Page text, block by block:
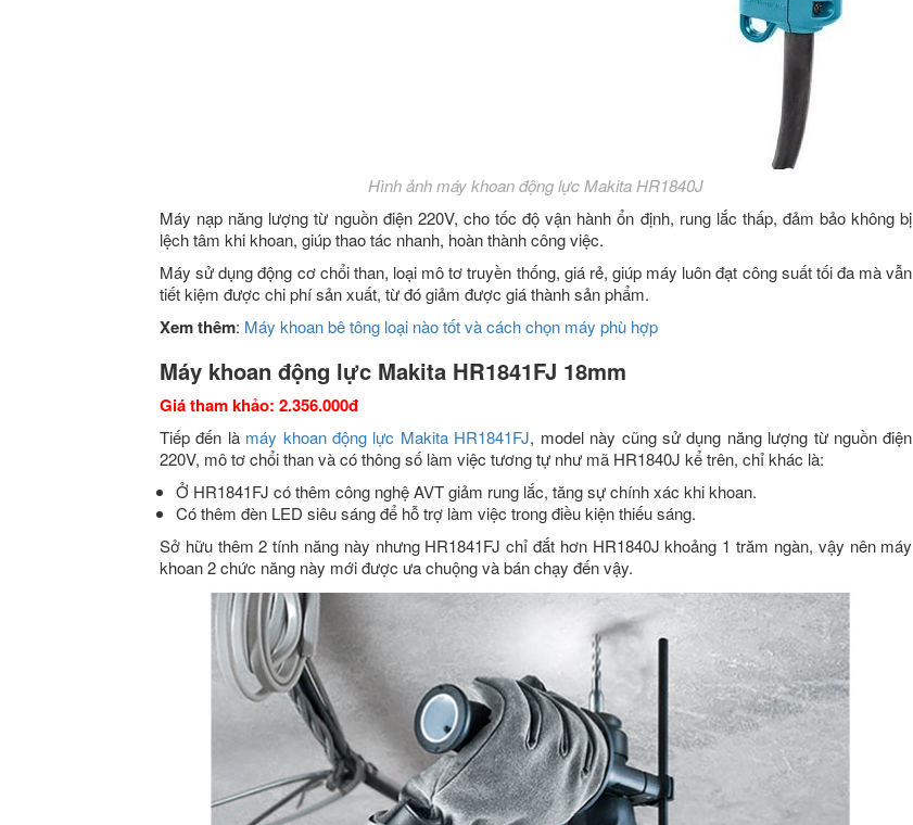
Hình ảnh máy khoan động lực Makita HR1840J
Máy nạp năng lượng từ nguồn điện 220V, cho tốc độ vận hành ổn định, rung lắc thấp, đảm bảo không bị
lệch tâm khi khoan, giúp thao tác nhanh, hoàn thành công việc.
Máy sử dụng động cơ chổi than, loại mô tơ truyền thống, giá rẻ, giúp máy luôn đạt công suất tối đa mà vẫn
tiết kiệm được chi phí sản xuất, từ đó giảm được giá thành sản phẩm.
Xem thêm: Máy khoan bê tông loại nào tốt và cách chọn máy phù hợp
Máy khoan động lực Makita HR1841FJ 18mm
Giá tham khảo: 2.356.000đ
Tiếp đến là máy khoan động lực Makita HR1841FJ, model này cũng sử dụng năng lượng từ nguồn điện
220V, mô tơ chổi than và có thông số làm việc tương tự như mã HR1840J kể trên, chỉ khác là:
Ở HR1841FJ có thêm công nghệ AVT giảm rung lắc, tăng sự chính xác khi khoan.
Có thêm đèn LED siêu sáng để hỗ trợ làm việc trong điều kiện thiếu sáng.
Sở hữu thêm 2 tính năng này nhưng HR1841FJ chỉ đắt hơn HR1840J khoảng 1 trăm ngàn, vậy nên máy
khoan 2 chức năng này mới được ưa chuộng và bán chạy đến vậy.